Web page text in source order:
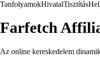
TanfolyamokHivatalTisztítás
Farfetch
Az online kereskedelem